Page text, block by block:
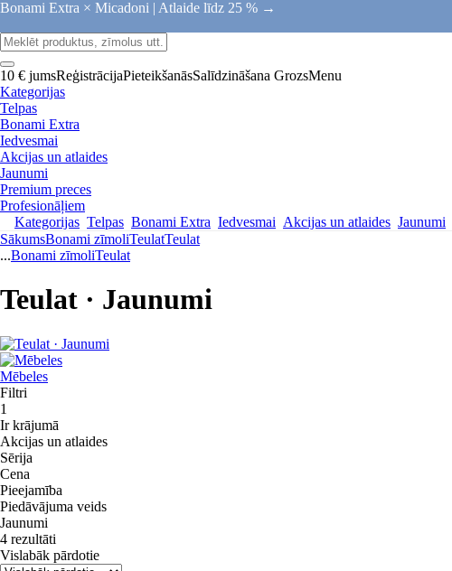
Bonami Extra × Micadoni | Atlaide līdz 25 % →
10 € jumsReģistrācijaPieteikšanāsSalīdzināšana GrozsMenu
Kategorijas
Telpas
Bonami Extra
Iedvesmai
Akcijas un atlaides
Jaunumi
Premium preces
Profesionāļiem
Kategorijas Telpas Bonami Extra Iedvesmai Akcijas un atlaides Jaunumi
SākumsBonami zīmoliTeulatTeulat
...Bonami zīmoliTeulat
Teulat · Jaunumi
Mēbeles
Filtri
1
Ir krājumā
Akcijas un atlaides
Sērija
Cena
Pieejamība
Piedāvājuma veids
Jaunumi
4 rezultāti
Vislabāk pārdotie